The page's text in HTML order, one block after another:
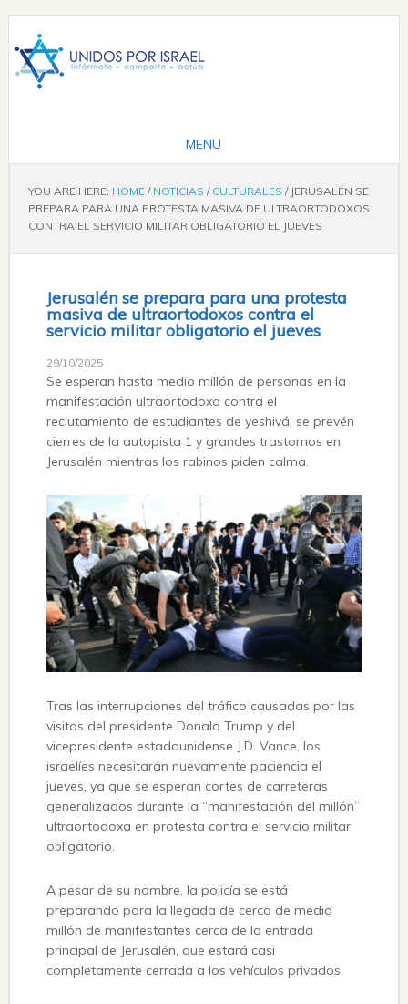
YOU ARE HERE: HOME / NOTICIAS / CULTURALES /JERUSALÉN SE
PREPARA PARA UNA PROTESTA MASIVA DE ULTRAORTODOXOS
CONTRA EL SERVICIO MILITAR OBLIGATORIO EL JUEVES
Jerusalén se prepara para una protesta
masiva de ultraortodoxos contra el
servicio militar obligatorio el jueves
29/10/2025
Se esperan hasta medio millón de personas en la
manifestación ultraortodoxa contra el
reclutamiento de estudiantes de yeshivá; se prevén
cierres de la autopista 1 y grandes trastornos en
Jerusalén mientras los rabinos piden calma.
Tras las interrupciones del tráfico causadas por las
visitas del presidente Donald Trump y del
vicepresidente estadounidense J.D. Vance, los
israelíes necesitarán nuevamente paciencia el
jueves, ya que se esperan cortes de carreteras
generalizados durante la “manifestación del millón”
ultraortodoxa en protesta contra el servicio militar
obligatorio.
A pesar de su nombre, la policía se está
preparando para la llegada de cerca de medio
millón de manifestantes cerca de la entrada
principal de Jerusalén, que estará casi
completamente cerrada a los vehículos privados.